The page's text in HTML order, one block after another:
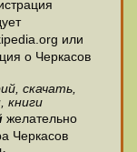
или
о Черкасов
скачать,
книги
желательно
Черкасов